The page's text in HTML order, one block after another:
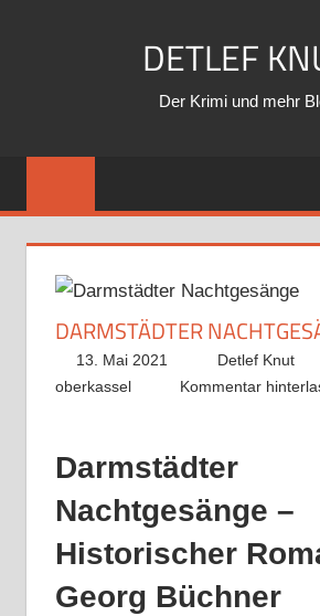
DETLEF
Der Krimi und mehr
DARMSTÄDTER
13. Mai 2021 Detlef Knut
oberkassel
Kommentar
Darmstädter
Nachtgesänge –
Historischer
Georg Büchner